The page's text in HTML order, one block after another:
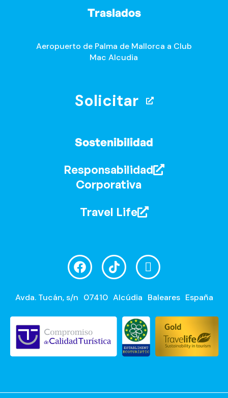
Traslados
Aeropuerto de Palma de Mallorca a Club
Mac Alcudia
Solicitar
Sostenibilidad
Responsabilidad
Corporativa
Travel Life
Avda. Tucán, s/n 07410 Alcúdia Baleares España